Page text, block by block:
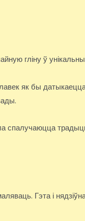
гліну ў
як бы
Гэта і